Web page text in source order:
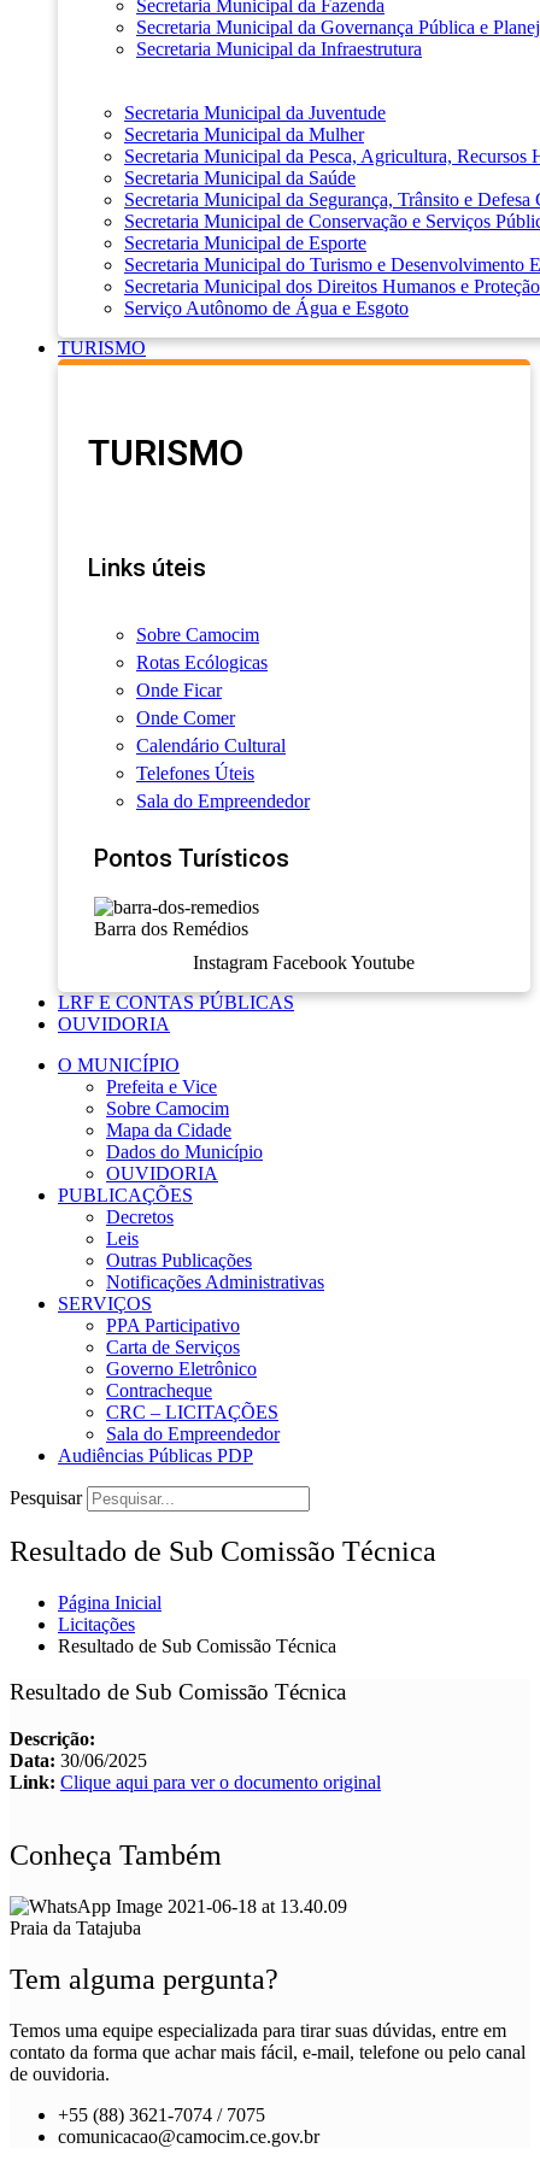
Secretaria Municipal da Fazenda
Secretaria Municipal da Governança Pública e
Secretaria Municipal da Infraestrutura
Secretaria Municipal da Juventude
Secretaria Municipal da Mulher
Secretaria Municipal da Pesca, Agricultura, Recursos
Secretaria Municipal da Saúde
Secretaria Municipal da Segurança, Trânsito e Defesa
Secretaria Municipal de Conservação e Serviços
Secretaria Municipal de Esporte
Secretaria Municipal do Turismo e Desenvolvimento
Secretaria Municipal dos Direitos Humanos e
Serviço Autônomo de Água e Esgoto
TURISMO
TURISMO
Links úteis
Sobre Camocim
Rotas Ecólogicas
Onde Ficar
Onde Comer
Calendário Cultural
Telefones Úteis
Sala do Empreendedor
Pontos Turísticos
Barra dos Remédios
Instagram Facebook Youtube
LRF E CONTAS PÚBLICAS
OUVIDORIA
O MUNICÍPIO
Prefeita e Vice
Sobre Camocim
Mapa da Cidade
Dados do Município
OUVIDORIA
PUBLICAÇÕES
Decretos
Leis
Outras Publicações
Notificações Administrativas
SERVIÇOS
PPA Participativo
Carta de Serviços
Governo Eletrônico
Contracheque
CRC – LICITAÇÕES
Sala do Empreendedor
Audiências Públicas PDP
Pesquisar
Resultado de Sub Comissão Técnica
Página Inicial
Licitações
Resultado de Sub Comissão Técnica
Resultado de Sub Comissão Técnica
Descrição:
Data: 30/06/2025
Link: Clique aqui para ver o documento original
Conheça Também
Praia da Tatajuba
Tem alguma pergunta?
Temos uma equipe especializada para tirar suas dúvidas, entre em
contato da forma que achar mais fácil, e-mail, telefone ou pelo canal
de ouvidoria.
+55 (88) 3621-7074 / 7075
comunicacao@camocim.ce.gov.br